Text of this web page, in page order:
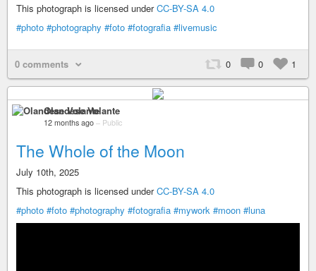
This photograph is licensed underCC-BY-SA 4.0
#photo #photography #foto #fotografia #livemusic
0 comments 0 0 1
Olandese Volante
12 months ago – Public
The Whole of the Moon
July 10th, 2025
This photograph is licensed underCC-BY-SA 4.0
#photo #foto #photography #fotografia #mywork #moon #luna